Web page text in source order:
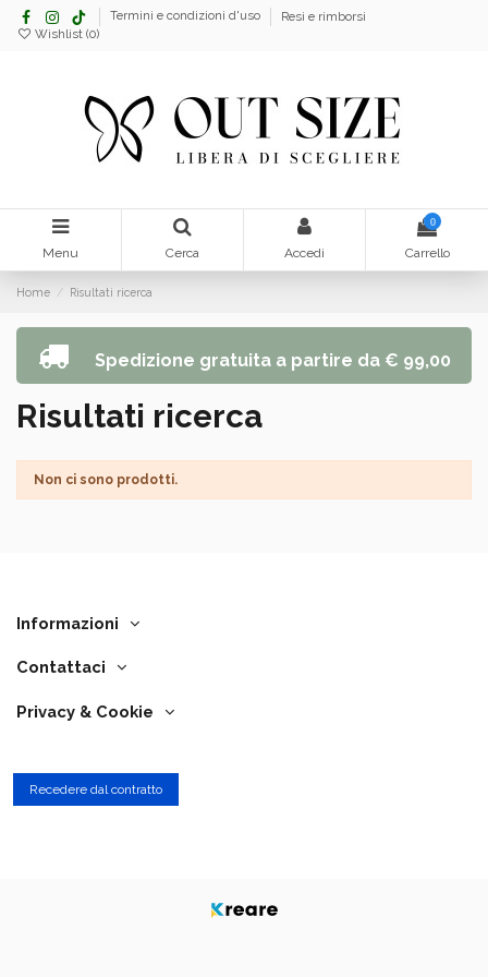
Termini e condizioni d'uso
Resi e rimborsi
Wishlist (0)
Menu Cerca Accedi
0
Carrello
Home Risultati ricerca
Spedizione gratuita a partire da € 99,00
Risultati ricerca
Non ci sono prodotti.
Informazioni
Contattaci
Privacy & Cookie
Recedere dal contratto